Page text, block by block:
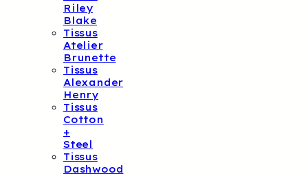
Riley
Blake
Tissus
Atelier
Brunette
Tissus
Alexander
Henry
Tissus
Cotton
+
Steel
Tissus
Dashwood